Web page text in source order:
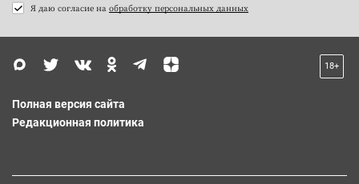
Я даю согласие на обработку персональных данных
18+
Полная версия сайта
Редакционная политика